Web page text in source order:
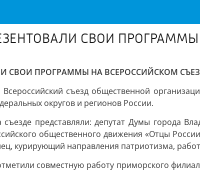
СВОИ ПРОГРАММЫ
СВОИ ПРОГРАММЫ НА ВСЕРОССИЙСКОМ
съезд общественной
округов и регионов России.
представляли: депутат Думы города
общественного движения «Отцы
курирующий направления патриотизма,
совместную работу приморского